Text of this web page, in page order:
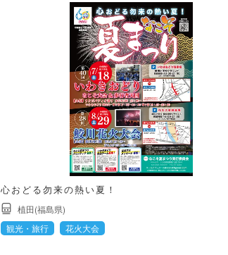
心おどる勿来の熱い夏！
植田(福島県)
観光・旅行
花火大会